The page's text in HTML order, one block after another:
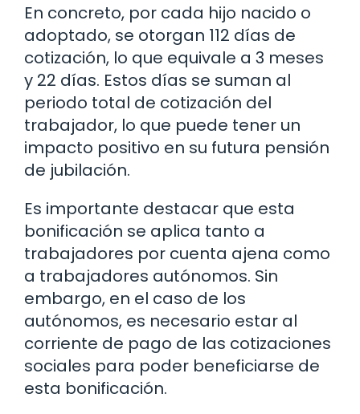
En concreto, por cada hijo nacido o
adoptado, se otorgan 112 días de
cotización, lo que equivale a 3 meses
y 22 días. Estos días se suman al
periodo total de cotización del
trabajador, lo que puede tener un
impacto positivo en su futura pensión
de jubilación.
Es importante destacar que esta
bonificación se aplica tanto a
trabajadores por cuenta ajena como
a trabajadores autónomos. Sin
embargo, en el caso de los
autónomos, es necesario estar al
corriente de pago de las cotizaciones
sociales para poder beneficiarse de
esta bonificación.